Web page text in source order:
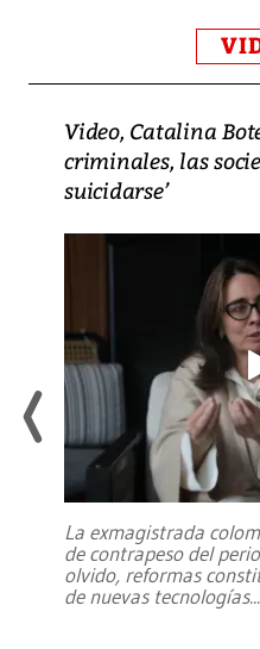
Video, Catalina
criminales, las
suicidarse’
La exmagistrada
de contrapeso del
olvido, reformas
de nuevas tecnologías...